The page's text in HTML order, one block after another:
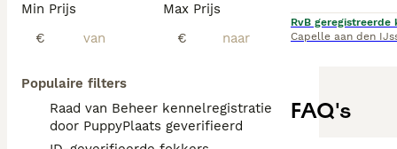
Min Prijs
€
Max Prijs
€
Populaire filters
Raad van Beheer kennelregistratie
door PuppyPlaats geverifieerd
RvB geregistreerde
Capelle aan den
FAQ's